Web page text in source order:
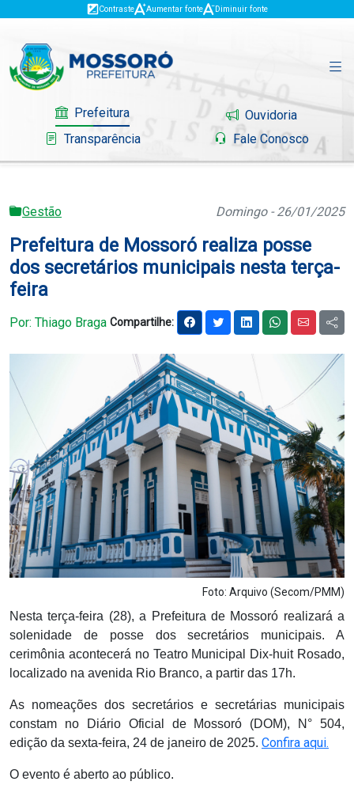
Contraste Aumentar fonte Diminuir fonte
Prefeitura
Ouvidoria
Transparência
Fale Conosco
Governo
Mossoró
Serviços
Portal do Contribuinte
Carta de Serviço
PESQUISAR
Gestão Domingo - 26/01/2025
Prefeitura de Mossoró realiza posse
dos secretários municipais nesta terça-
feira
Por: Thiago Braga Compartilhe:
Foto: Arquivo (Secom/PMM)
Nesta terça-feira (28), a Prefeitura de Mossoró realizará a
solenidade de posse dos secretários municipais. A
cerimônia acontecerá no Teatro Municipal Dix-huit Rosado,
localizado na avenida Rio Branco, a partir das 17h.
As nomeações dos secretários e secretárias municipais
constam no Diário Oficial de Mossoró (DOM), N° 504,
edição da sexta-feira, 24 de janeiro de 2025. Confira aqui.
O evento é aberto ao público.